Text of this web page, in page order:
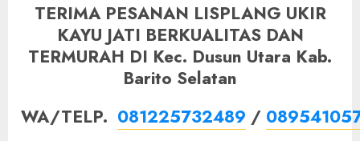
TERIMA PESANAN LISPLANG UKIR
KAYU JATI BERKUALITAS DAN
TERMURAH DI Kec. Dusun Utara Kab.
Barito Selatan
WA/TELP. 081225732489 /